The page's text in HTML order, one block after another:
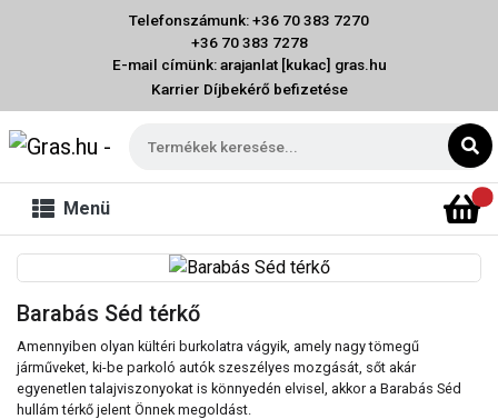
Telefonszámunk: +36 70 383 7270
+36 70 383 7278
E-mail címünk: arajanlat [kukac] gras.hu
Karrier Díjbekérő befizetése
Menü
Barabás Séd térkő
Amennyiben olyan kültéri burkolatra vágyik, amely nagy tömegű
járműveket, ki-be parkoló autók szeszélyes mozgását, sőt akár
egyenetlen talajviszonyokat is könnyedén elvisel, akkor a Barabás Séd
hullám térkő jelent Önnek megoldást.